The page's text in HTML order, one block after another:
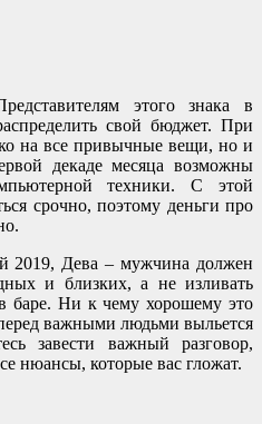
этого знака в
свой бюджет. При
на все привычные вещи, но и
декаде месяца возможны
техники. С этой
срочно, поэтому деньги про
2019, Дева – мужчина должен
и близких, а не изливать
баре. Ни к чему хорошему это
важными людьми выльется
завести важный разговор,
нюансы, которые вас гложат.